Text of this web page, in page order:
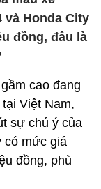
và Honda City
đồng, đâu là
cao đang
Việt Nam,
sự chú ý của
có mức giá
đồng, phù